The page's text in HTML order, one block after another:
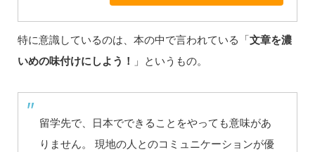
特に意識しているのは、本の中で言われている「文章を濃
いめの味付けにしよう！ 」というもの。
留学先で、日本でできることをやっても意味があ
りません。 現地の人とのコミュニケーションが優